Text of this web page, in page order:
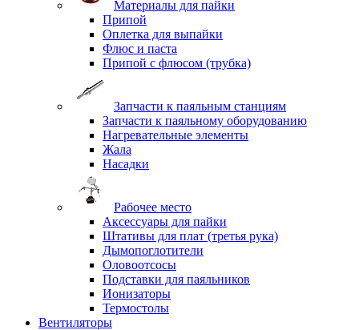
Материалы для пайки
Припой
Оплетка для выпайки
Флюс и паста
Припой с флюсом (трубка)
Запчасти к паяльным станциям
Запчасти к паяльному оборудованию
Нагревательные элементы
Жала
Насадки
Рабочее место
Аксессуары для пайки
Штативы для плат (третья рука)
Дымопоглотители
Оловоотсосы
Подставки для паяльников
Ионизаторы
Термостолы
Вентиляторы